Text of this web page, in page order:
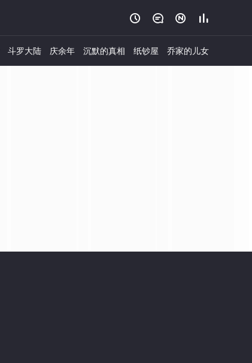
   
斗罗大陆 庆余年 沉默的真相 纸钞屋 乔家的儿女